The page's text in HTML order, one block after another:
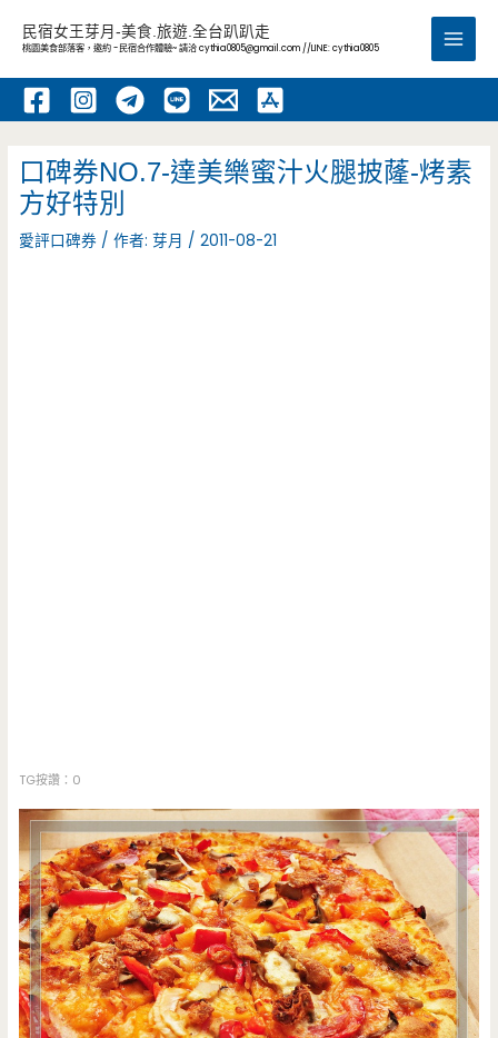
內
民宿女王芽月-美食.旅遊.全台趴趴走
桃園美食部落客，邀約 -民宿合作體驗~ 請洽cythia0805@gmail.com //LINE: cythia0805
Main
口碑券NO.7-達美樂蜜汁火腿披蕯-烤素
方好特別
愛評口碑券 / 作者:芽月 /2011-08-21
TG按讚：0